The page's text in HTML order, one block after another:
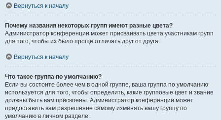
Вернуться к началу
Почему названия некоторых групп имеют разные цвета?
Администратор конференции может присваивать цвета участникам групп
для того, чтобы их было проще отличать друг от друга.
Вернуться к началу
Что такое группа по умолчанию?
Если вы состоите более чем в одной группе, ваша группа по умолчанию
используется для того, чтобы определить, какие групповые цвет и звание
должны быть вам присвоены. Администратор конференции может
предоставить вам разрешение самому изменять вашу группу по
умолчанию в личном разделе.